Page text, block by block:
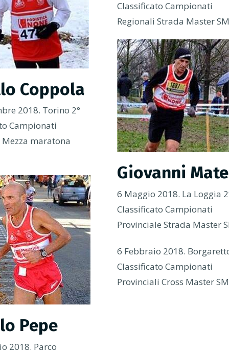
Classificato Campionati
Regionali Strada Master
Coppola
2018. Torino 2°
Campionati
maratona
Giovanni
6 Maggio 2018. La Loggia
Classificato Campionati
Provinciale Strada Master
6 Febbraio 2018.
Classificato Campionati
Provinciali Cross Master
Pepe
2018. Parco